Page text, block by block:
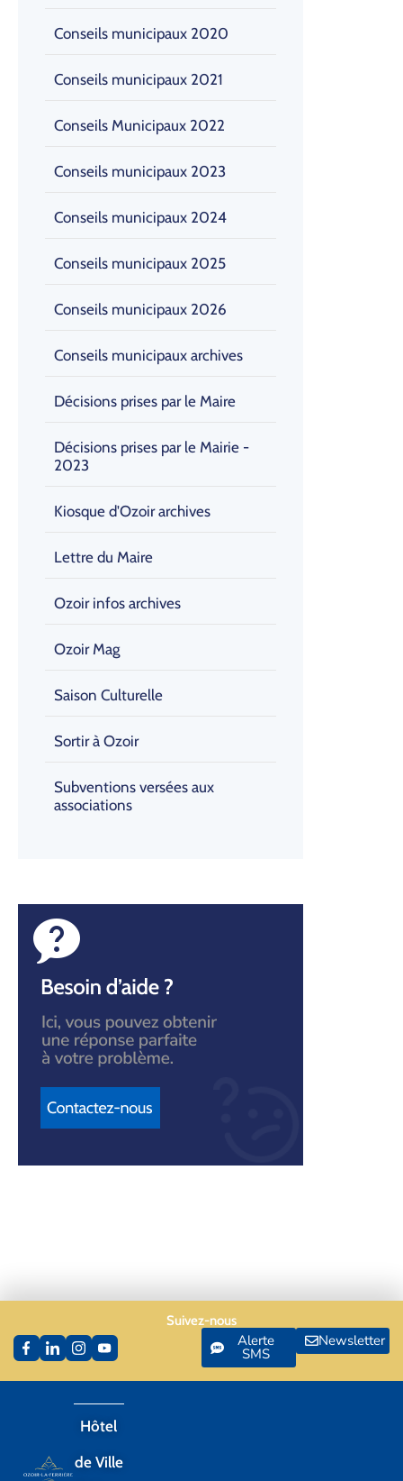
Conseils municipaux 2020
Conseils municipaux 2021
Conseils Municipaux 2022
Conseils municipaux 2023
Conseils municipaux 2024
Conseils municipaux 2025
Conseils municipaux 2026
Conseils municipaux archives
Décisions prises par le Maire
Décisions prises par le Mairie -
2023
Kiosque d'Ozoir archives
Lettre du Maire
Ozoir infos archives
Ozoir Mag
Saison Culturelle
Sortir à Ozoir
Subventions versées aux
associations
Hôtel
de Ville
Suivez-nous
Alerte
SMS
Newsletter